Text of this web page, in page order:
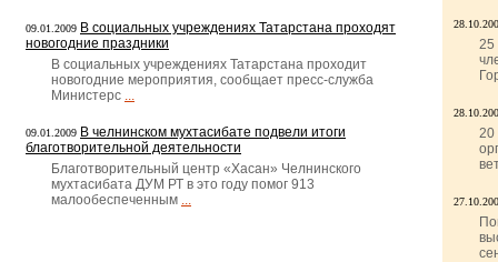
09.01.2009 В социальных учреждениях Татарстана проходят
новогодние праздники
В социальных учреждениях Татарстана проходит
новогодние мероприятия, сообщает пресс-служба
Министерс ...
09.01.2009 В челнинском мухтасибате подвели итоги
благотворительной деятельности
Благотворительный центр «Хасан» Челнинского
мухтасибата ДУМ РТ в это году помог 913
малообеспеченным ...
25
20